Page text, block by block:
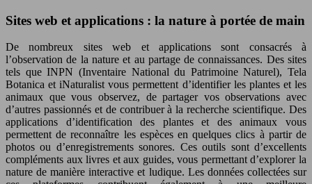
Sites web et applications : la nature à portée de main
De nombreux sites web et applications sont consacrés à
l’observation de la nature et au partage de connaissances. Des sites
tels que INPN (Inventaire National du Patrimoine Naturel), Tela
Botanica et iNaturalist vous permettent d’identifier les plantes et les
animaux que vous observez, de partager vos observations avec
d’autres passionnés et de contribuer à la recherche scientifique. Des
applications d’identification des plantes et des animaux vous
permettent de reconnaître les espèces en quelques clics à partir de
photos ou d’enregistrements sonores. Ces outils sont d’excellents
compléments aux livres et aux guides, vous permettant d’explorer la
nature de manière interactive et ludique. Les données collectées sur